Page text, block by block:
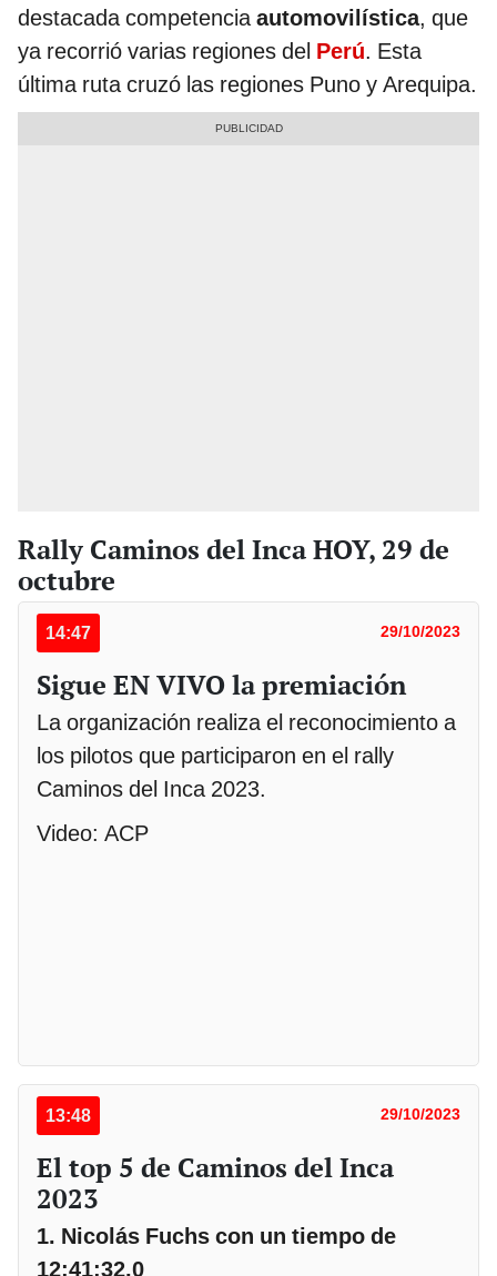
destacada competenciaautomovilística, que
ya recorrió varias regiones del Perú. Esta
última ruta cruzó las regiones Puno y Arequipa.
Rally Caminos del Inca HOY, 29 de
octubre
14:47 29/10/2023
Sigue EN VIVO la premiación
La organización realiza el reconocimiento a
los pilotos que participaron en el rally
Caminos del Inca 2023.
Video: ACP
13:48 29/10/2023
El top 5 de Caminos del Inca
2023
1. Nicolás Fuchs con un tiempo de
12:41:32.0